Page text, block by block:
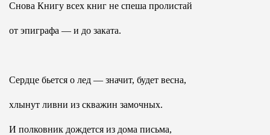
Снова Книгу всех книг не спеша пролистай
от эпиграфа — и до заката.
Сердце бьется о лед — значит, будет весна,
хлынут ливни из скважин замочных.
И полковник дождется из дома письма,